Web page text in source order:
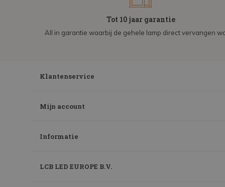
Tot 10 jaar garantie
All in garantie waarbij de gehele lamp direct vervangen
Klantenservice
Mijn account
Informatie
LCB LED EUROPE B.V.